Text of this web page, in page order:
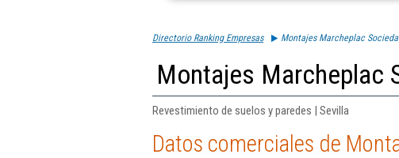
Directorio Ranking Empresas Montajes Marcheplac
Montajes Marcheplac
Revestimiento de suelos y paredes | Sevilla
Datos comerciales de